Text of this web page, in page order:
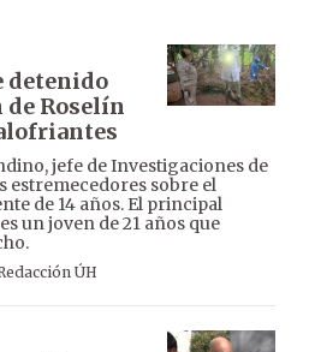
detenido
Roselín
jefe de Investigaciones de
estremecedores sobre el
de 14 años. El principal
un joven de 21 años que
ÚH